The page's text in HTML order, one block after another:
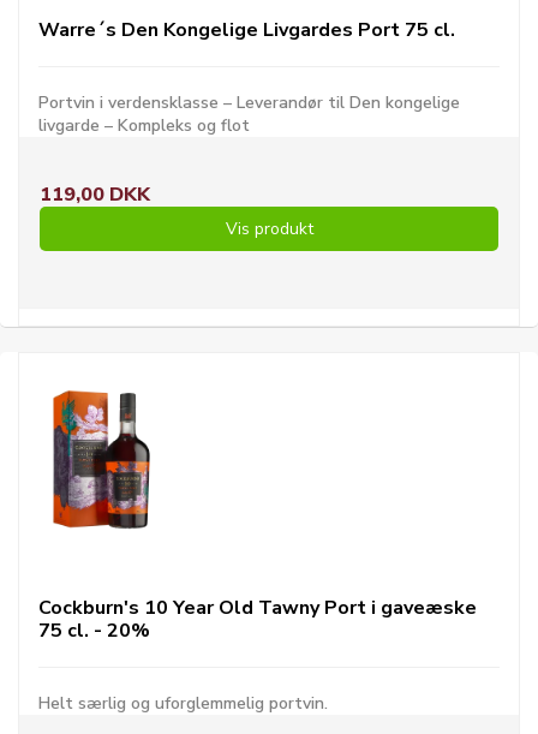
Warre´s Den Kongelige Livgardes Port 75 cl.
Portvin i verdensklasse – Leverandør til Den kongelige
livgarde – Kompleks og flot
119,00 DKK
Vis produkt
Cockburn's 10 Year Old Tawny Port i gaveæske
75 cl. - 20%
Helt særlig og uforglemmelig portvin.